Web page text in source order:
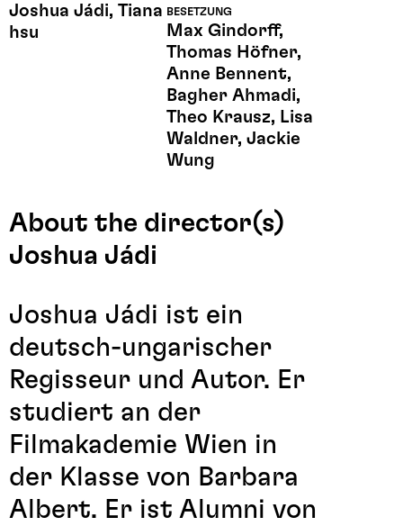
Joshua Jádi, Tiana
hsu
BESETZUNG
Max Gindorff,
Thomas Höfner,
Anne Bennent,
Bagher Ahmadi,
Theo Krausz, Lisa
Waldner, Jackie
Wung
About the director(s)
Joshua Jádi
Joshua Jádi ist ein
deutsch-ungarischer
Regisseur und Autor. Er
studiert an der
Filmakademie Wien in
der Klasse von Barbara
Albert. Er ist Alumni von